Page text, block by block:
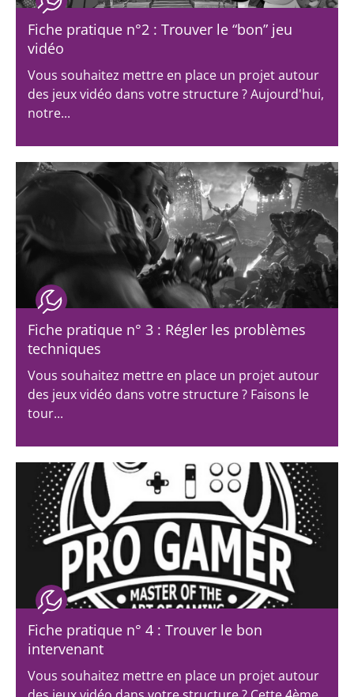
Fiche pratique n°2 : Trouver le “bon” jeu
vidéo
Vous souhaitez mettre en place un projet autour
des jeux vidéo dans votre structure ? Aujourd'hui,
notre...
Fiche pratique n° 3 : Régler les problèmes
techniques
Vous souhaitez mettre en place un projet autour
des jeux vidéo dans votre structure ? Faisons le
tour...
Fiche pratique n° 4 : Trouver le bon
intervenant
Vous souhaitez mettre en place un projet autour